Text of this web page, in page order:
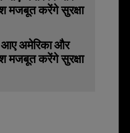
अमेरिका और
मजबूत करेंगे सुरक्षा